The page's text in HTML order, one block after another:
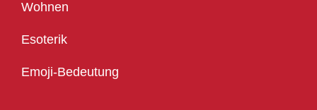
Wohnen
Esoterik
Emoji-Bedeutung